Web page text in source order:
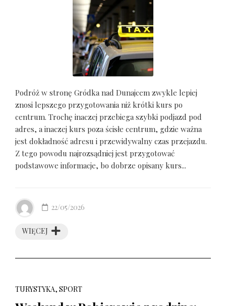
Podróż w stronę Gródka nad Dunajcem zwykle lepiej
znosi lepszego przygotowania niż krótki kurs po
centrum. Trochę inaczej przebiega szybki podjazd pod
adres, a inaczej kurs poza ścisłe centrum, gdzie ważna
jest dokładność adresu i przewidywalny czas przejazdu.
Z tego powodu najrozsądniej jest przygotować
podstawowe informacje, bo dobrze opisany kurs...
WIĘCEJ
22/05/2026
TURYSTYKA, SPORT